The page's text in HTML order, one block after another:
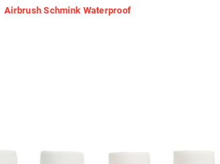
Airbrush Schmink Waterproof